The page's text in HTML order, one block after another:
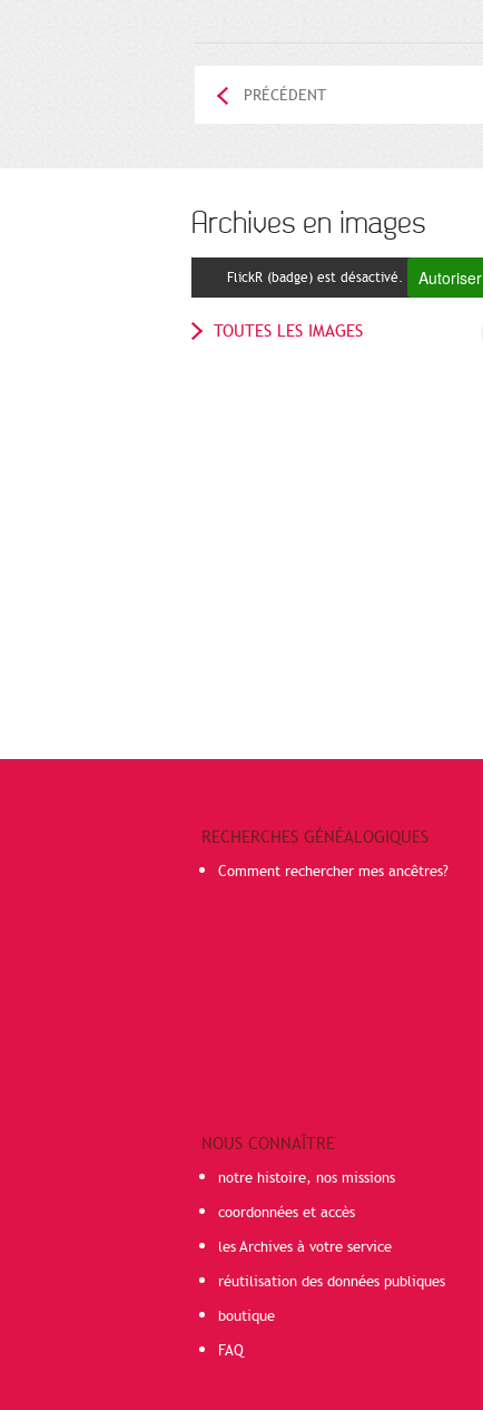
PRÉCÉDENT
Archives en images
FlickR (badge) est désactivé. Autoriser
TOUTES LES IMAGES
RECHERCHES GÉNÉALOGIQUES
Comment rechercher mes ancêtres?
NOUS CONNAÎTRE
notre histoire, nos missions
coordonnées et accès
les Archives à votre service
réutilisation des données publiques
boutique
FAQ